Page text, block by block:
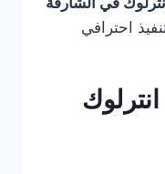
احترافي